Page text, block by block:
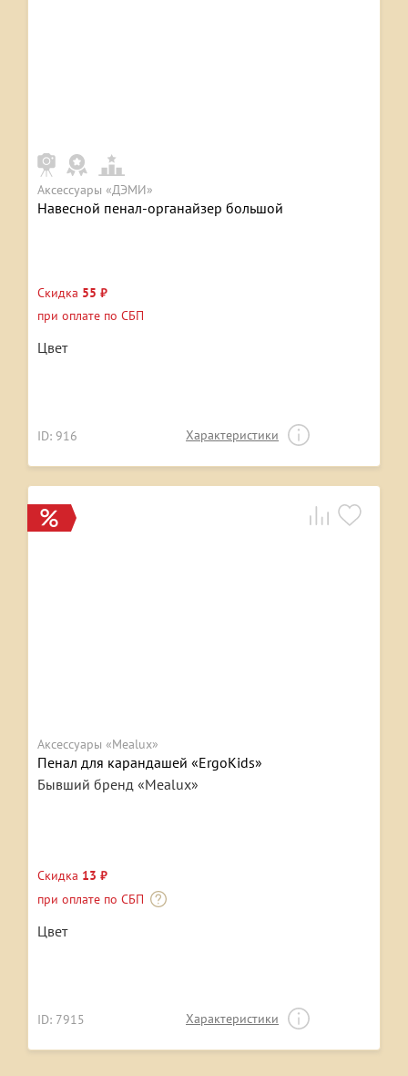
Аксессуары «ДЭМИ»
Навесной пенал-органайзер большой
Скидка 55 ₽
при оплате по СБП
Цвет
ID: 916 Характеристики
Аксессуары «Mealux»
Пенал для карандашей «ErgoKids»
Бывший бренд «Mealux»
Скидка 13 ₽
при оплате по СБП
Цвет
ID: 7915 Характеристики